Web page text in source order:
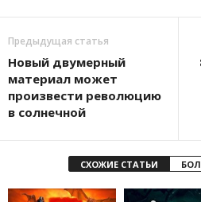
Предыдущая статья
Новый двумерный
материал может
произвести революцию
в солнечной
СХОЖИЕ СТАТЬИ